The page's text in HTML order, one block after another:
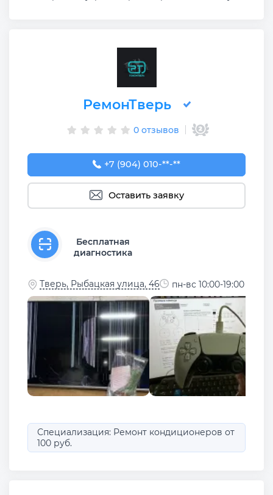
РемонТверь
0 отзывов
+7 (904) 010-99-47
+7 (904) 010-**-**
Оставить заявку
Бесплатная
диагностика
Тверь, Рыбацкая улица, 46 пн-вс 10:00-19:00
Специализация: Ремонт кондиционеров от
100 руб.